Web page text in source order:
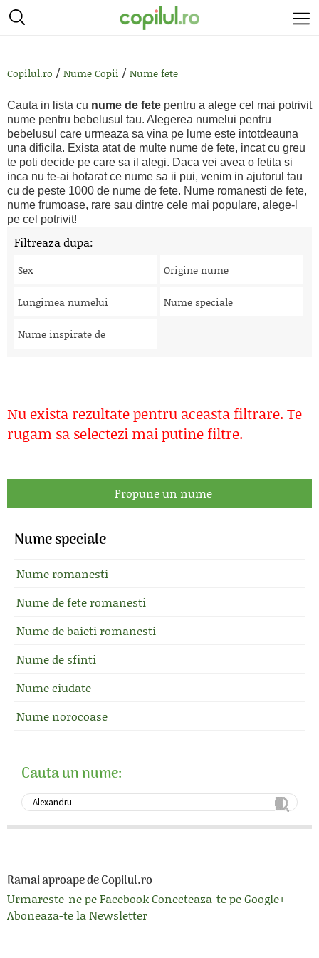
Copilul.ro / Nume Copii / Nume fete
Cauta in lista cu nume de fete pentru a alege cel mai potrivit
nume pentru bebelusul tau. Alegerea numelui pentru
bebelusul care urmeaza sa vina pe lume este intotdeauna
una dificila. Exista atat de multe nume de fete, incat cu greu
te poti decide pe care sa il alegi. Daca vei avea o fetita si
inca nu te-ai hotarat ce nume sa ii pui, venim in ajutorul tau
cu de peste 1000 de nume de fete. Nume romanesti de fete,
nume frumoase, rare sau dintre cele mai populare, alege-l
pe cel potrivit!
Filtreaza dupa:
Sex Origine nume
Lungimea numelui Nume speciale
Nume inspirate de
Nu exista rezultate pentru aceasta filtrare. Te
rugam sa selectezi mai putine filtre.
Propune un nume
Nume speciale
Nume romanesti
Nume de fete romanesti
Nume de baieti romanesti
Nume de sfinti
Nume ciudate
Nume norocoase
Cauta un nume:
Ramai aproape de Copilul.ro
Urmareste-ne pe FacebookConecteaza-te pe Google+
Aboneaza-te la Newsletter